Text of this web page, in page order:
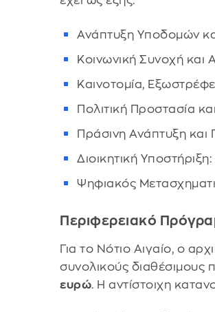
Ανάπτυξη Υποδομών
Κοινωνική Συνοχή και
Καινοτομία,
Πολιτική Προστασία
Πράσινη Ανάπτυξη και
Διοικητική Υποστήριξη:
Ψηφιακός
Περιφερειακό
Για το Νότιο Αιγαίο, ο
συνολικούς διαθέσιμους
ευρώ. Η αντίστοιχη